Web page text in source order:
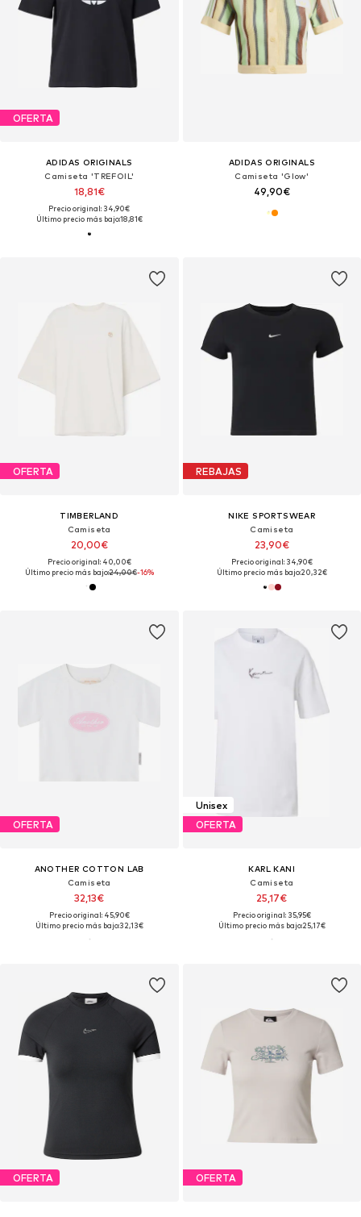
OFERTA
ADIDAS ORIGINALS
Camiseta 'TREFOIL'
18,81€
Precio original: 34,90€
Último precio más bajo:18,81€
ADIDAS ORIGINALS
Camiseta 'Glow'
49,90€
OFERTA
TIMBERLAND
Camiseta
20,00€
Precio original: 40,00€
Último precio más bajo:24,00€-16%
REBAJAS
NIKE SPORTSWEAR
Camiseta
23,90€
Precio original: 34,90€
Último precio más bajo:20,32€
OFERTA
ANOTHER COTTON LAB
Camiseta
32,13€
Precio original: 45,90€
Último precio más bajo:32,13€
Unisex
OFERTA
KARL KANI
Camiseta
25,17€
Precio original: 35,95€
Último precio más bajo:25,17€
OFERTA OFERTA